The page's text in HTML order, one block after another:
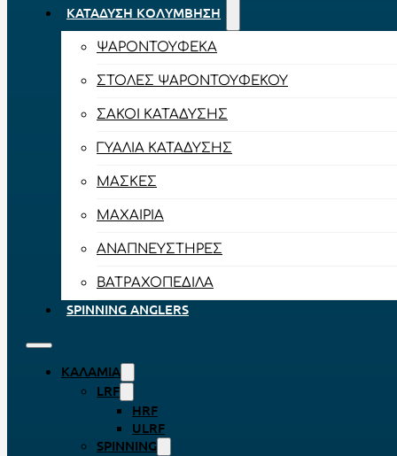
ΚΑΤΆΔΥΣΗ ΚΟΛΎΜΒΗΣΗ
ΨΑΡΟΝΤΟΎΦΕΚΑ
ΣΤΟΛΈΣ ΨΑΡΟΝΤΟΎΦΕΚΟΥ
ΣΆΚΟΙ ΚΑΤΆΔΥΣΗΣ
ΓΥΑΛΙΆ ΚΑΤΆΔΥΣΗΣ
ΜΆΣΚΕΣ
ΜΑΧΑΊΡΙΑ
ΑΝΑΠΝΕΥΣΤΉΡΕΣ
ΒΑΤΡΑΧΟΠΈΔΙΛΑ
SPINNING ANGLERS
ΚΑΛΆΜΙΑ
LRF
HRF
ULRF
SPINNING